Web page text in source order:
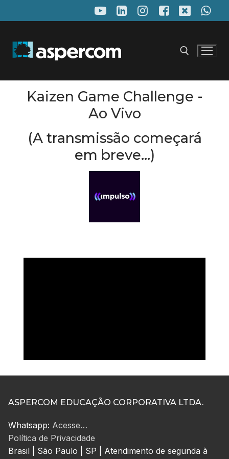
para
conteúdo
Pesquisar por:
Kaizen Game Challenge -
Ao Vivo
(A transmissão começará
em breve...)
ASPERCOM EDUCAÇÃO CORPORATIVA LTDA.
Whatsapp: Acesse…
Política de Privacidade
Brasil | São Paulo | SP | Atendimento de segunda à